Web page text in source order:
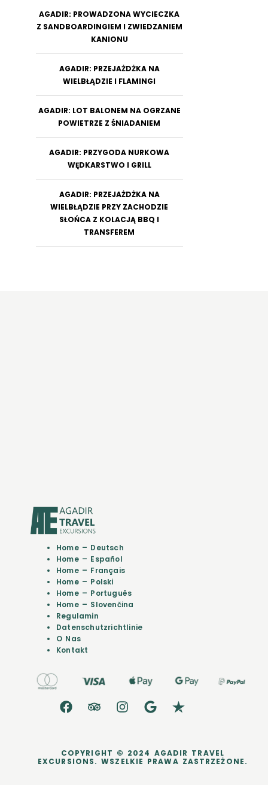
AGADIR: PROWADZONA WYCIECZKA
Z SANDBOARDINGIEM I ZWIEDZANIEM
KANIONU
AGADIR: PRZEJAŻDŻKA NA
WIELBŁĄDZIE I FLAMINGI
AGADIR: LOT BALONEM NA OGRZANE
POWIETRZE Z ŚNIADANIEM
AGADIR: PRZYGODA NURKOWA
WĘDKARSTWO I GRILL
AGADIR: PRZEJAŻDŻKA NA
WIELBŁĄDZIE PRZY ZACHODZIE
SŁOŃCA Z KOLACJĄ BBQ I
TRANSFEREM
Home – Deutsch
Home – Español
Home – Français
Home – Polski
Home – Português
Home – Slovenčina
Regulamin
Datenschutzrichtlinie
O Nas
Kontakt
COPYRIGHT © 2024 AGADIR TRAVEL
EXCURSIONS. WSZELKIE PRAWA ZASTRZEŻONE.